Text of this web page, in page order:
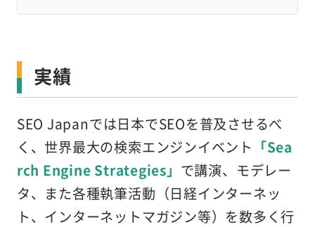
実績
SEO Japanでは日本でSEOを普及させるべ
く、世界最大の検索エンジンイベント 「Sea
rch Engine Strategies」 で講演、モデレー
タ、また各種執筆活動（日経インターネッ
ト、インターネットマガジン等）を数多く行